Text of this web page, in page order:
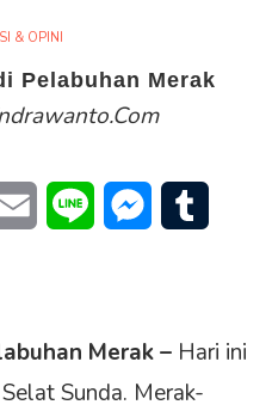
& OPINI
Pelabuhan Merak
Email Line Messenger
Merak – Hari ini
Sunda. Merak-